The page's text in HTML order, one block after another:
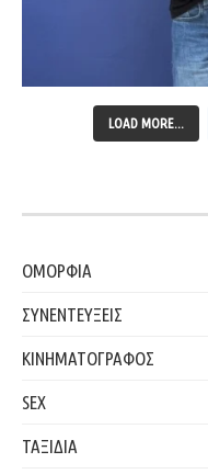
LOAD MORE...
ΟΜΟΡΦΙΑ
ΣΥΝΕΝΤΕΥΞΕΙΣ
ΚΙΝΗΜΑΤΟΓΡΑΦΟΣ
SEX
ΤΑΞΙΔΙΑ